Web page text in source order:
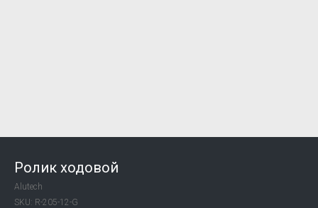
Ролик ходовой
Alutech
SKU: R-205-12-G